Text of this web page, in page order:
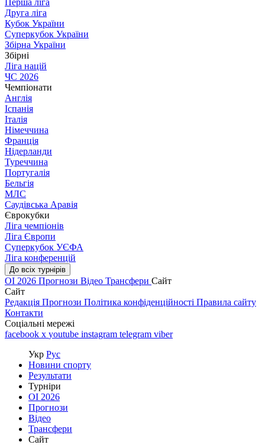
Перша ліга
Друга ліга
Кубок України
Суперкубок України
Збірна України
Збірні
Ліга націй
ЧС 2026
Чемпіонати
Англія
Іспанія
Італія
Німеччина
Франція
Нідерланди
Туреччина
Португалія
Бельгія
МЛС
Саудівська Аравія
Єврокубки
Ліга чемпіонів
Ліга Європи
Суперкубок УЄФА
Ліга конференцій
До всіх турнірів
ОІ 2026 Прогнози Відео Трансфери Сайт
Сайт
Редакція Прогнози Політика конфіденційності Правила сайту
Контакти
Соціальні мережі
facebook x youtube instagram telegram viber
Укр Рус
Новини спорту
Результати
Турніри
ОІ 2026
Прогнози
Відео
Трансфери
Сайт